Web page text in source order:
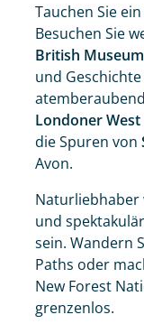
Tauchen Sie
Besuchen Sie
British Museum
und
Londoner West
die Spuren von
Avon.
Naturliebhaber
und
sein. Wandern
Paths oder
New Forest
grenzenlos.